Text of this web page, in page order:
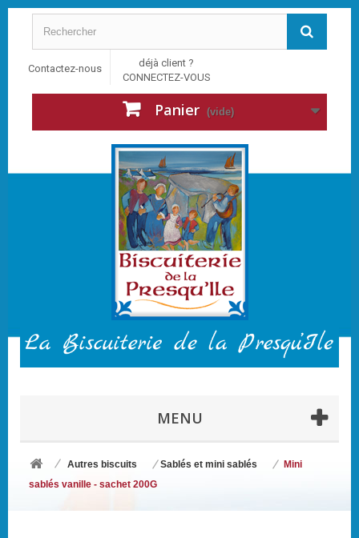
Contactez-nous
déjà client ?
CONNECTEZ-VOUS
Panier (vide)
MENU
Autres biscuits Sablés et mini sablés
Mini
sablés vanille - sachet 200G